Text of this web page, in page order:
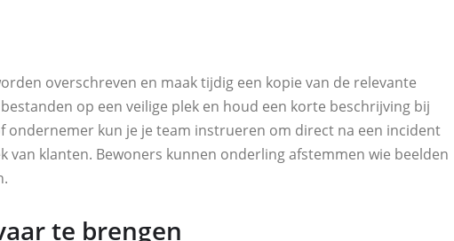
overschreven en maak tijdig een kopie van de relevante
op een veilige plek en houd een korte beschrijving bij
ondernemer kun je je team instrueren om direct na een incident
klanten. Bewoners kunnen onderling afstemmen wie beelden
te brengen